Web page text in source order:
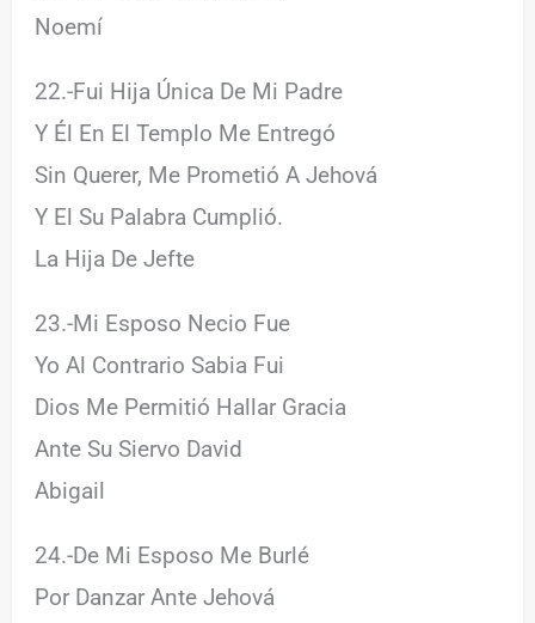
Noemí
22.-Fui Hija Única De Mi Padre
Y Él En El Templo Me Entregó
Sin Querer, Me Prometió A Jehová
Y El Su Palabra Cumplió.
La Hija De Jefte
23.-Mi Esposo Necio Fue
Yo Al Contrario Sabia Fui
Dios Me Permitió Hallar Gracia
Ante Su Siervo David
Abigail
24.-De Mi Esposo Me Burlé
Por Danzar Ante Jehová